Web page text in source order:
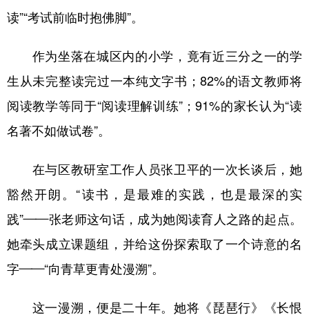
读”“考试前临时抱佛脚”。
作为坐落在城区内的小学，竟有近三分之一的学
生从未完整读完过一本纯文字书；82%的语文教师将
阅读教学等同于“阅读理解训练”；91%的家长认为“读
名著不如做试卷”。
在与区教研室工作人员张卫平的一次长谈后，她
豁然开朗。“读书，是最难的实践，也是最深的实
践”——张老师这句话，成为她阅读育人之路的起点。
她牵头成立课题组，并给这份探索取了一个诗意的名
字——“向青草更青处漫溯”。
这一漫溯，便是二十年。她将《琵琶行》《长恨